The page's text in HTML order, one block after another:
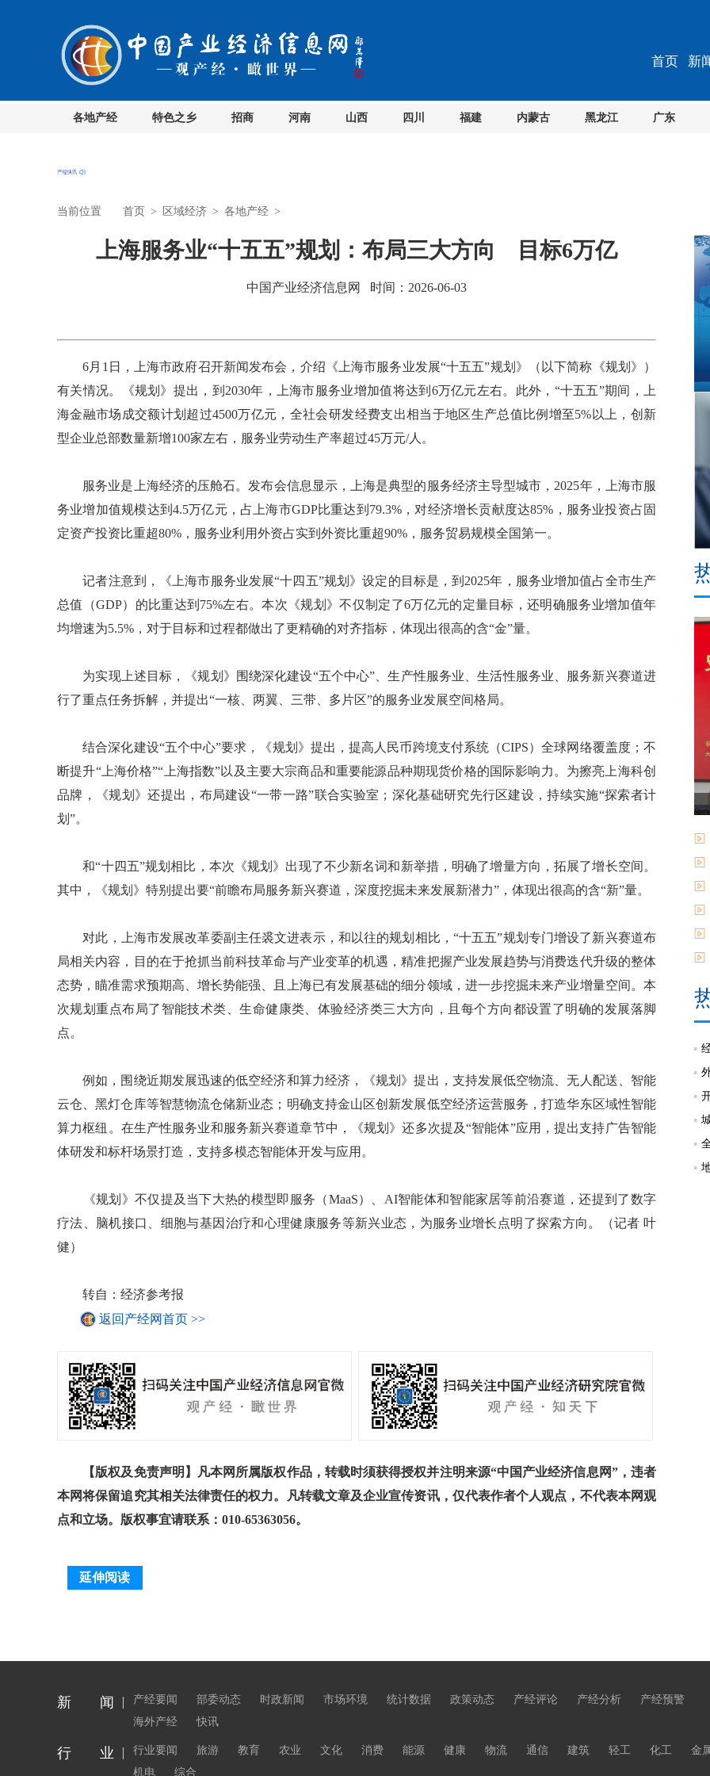
首页 新
各地产经 特色之乡 招商 河南 山西 四川 福建 内蒙古 黑龙江 广东
当前位置 首页 > 区域经济 > 各地产经 >
上海服务业“十五五”规划：布局三大方向 目标6万亿
中国产业经济信息网 时间：2026-06-03
6月1日，上海市政府召开新闻发布会，介绍《上海市服务业发展“十五五”规划》（以下简称《规划》）
有关情况。《规划》提出，到2030年，上海市服务业增加值将达到6万亿元左右。此外，“十五五”期间，上
海金融市场成交额计划超过4500万亿元，全社会研发经费支出相当于地区生产总值比例增至5%以上，创新
型企业总部数量新增100家左右，服务业劳动生产率超过45万元/人。
服务业是上海经济的压舱石。发布会信息显示，上海是典型的服务经济主导型城市，2025年，上海市服
务业增加值规模达到4.5万亿元，占上海市GDP比重达到79.3%，对经济增长贡献度达85%，服务业投资占固
定资产投资比重超80%，服务业利用外资占实到外资比重超90%，服务贸易规模全国第一。
记者注意到，《上海市服务业发展“十四五”规划》设定的目标是，到2025年，服务业增加值占全市生产
总值（GDP）的比重达到75%左右。本次《规划》不仅制定了6万亿元的定量目标，还明确服务业增加值年
均增速为5.5%，对于目标和过程都做出了更精确的对齐指标，体现出很高的含“金”量。
为实现上述目标，《规划》围绕深化建设“五个中心”、生产性服务业、生活性服务业、服务新兴赛道进
行了重点任务拆解，并提出“一核、两翼、三带、多片区”的服务业发展空间格局。
结合深化建设“五个中心”要求，《规划》提出，提高人民币跨境支付系统（CIPS）全球网络覆盖度；不
断提升“上海价格”“上海指数”以及主要大宗商品和重要能源品种期现货价格的国际影响力。为擦亮上海科创
品牌，《规划》还提出，布局建设“一带一路”联合实验室；深化基础研究先行区建设，持续实施“探索者计
划”。
和“十四五”规划相比，本次《规划》出现了不少新名词和新举措，明确了增量方向，拓展了增长空间。
其中，《规划》特别提出要“前瞻布局服务新兴赛道，深度挖掘未来发展新潜力”，体现出很高的含“新”量。
对此，上海市发展改革委副主任裘文进表示，和以往的规划相比，“十五五”规划专门增设了新兴赛道布
局相关内容，目的在于抢抓当前科技革命与产业变革的机遇，精准把握产业发展趋势与消费迭代升级的整体
态势，瞄准需求预期高、增长势能强、且上海已有发展基础的细分领域，进一步挖掘未来产业增量空间。本
次规划重点布局了智能技术类、生命健康类、体验经济类三大方向，且每个方向都设置了明确的发展落脚
点。
例如，围绕近期发展迅速的低空经济和算力经济，《规划》提出，支持发展低空物流、无人配送、智能
云仓、黑灯仓库等智慧物流仓储新业态；明确支持金山区创新发展低空经济运营服务，打造华东区域性智能
算力枢纽。在生产性服务业和服务新兴赛道章节中，《规划》还多次提及“智能体”应用，提出支持广告智能
体研发和标杆场景打造，支持多模态智能体开发与应用。
《规划》不仅提及当下大热的模型即服务（MaaS）、AI智能体和智能家居等前沿赛道，还提到了数字
疗法、脑机接口、细胞与基因治疗和心理健康服务等新兴业态，为服务业增长点明了探索方向。（记者 叶
健）
转自：经济参考报
返回产经网首页 >>
【版权及免责声明】凡本网所属版权作品，转载时须获得授权并注明来源“中国产业经济信息网”，违者
本网将保留追究其相关法律责任的权力。凡转载文章及企业宣传资讯，仅代表作者个人观点，不代表本网观
点和立场。版权事宜请联系：010-65363056。
延伸阅读
新 闻 产经要闻 部委动态 时政新闻 市场环境 统计数据 政策动态 产经评论 产经分析
产经预警
海外产经
快讯
行 业 行业要闻 旅游 教育 农业 文化 消费 能源 健康 物流 通信 建筑 轻工 化工
金
机电
综合